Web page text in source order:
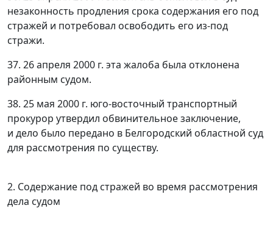
незаконность продления срока содержания его под
стражей и потребовал освободить его из-под
стражи.
37. 26 апреля 2000 г. эта жалоба была отклонена
районным судом.
38. 25 мая 2000 г. юго-восточный транспортный
прокурор утвердил обвинительное заключение,
и дело было передано в Белгородский областной суд
для рассмотрения по существу.
2. Содержание под стражей во время рассмотрения
дела судом